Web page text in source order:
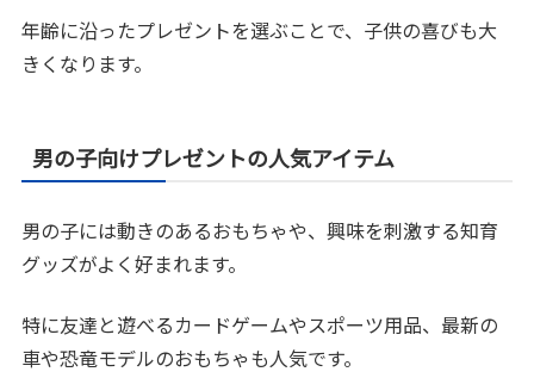
年齢に沿ったプレゼントを選ぶことで、子供の喜びも大
きくなります。
男の子向けプレゼントの人気アイテム
男の子には動きのあるおもちゃや、興味を刺激する知育
グッズがよく好まれます。
特に友達と遊べるカードゲームやスポーツ用品、最新の
車や恐竜モデルのおもちゃも人気です。